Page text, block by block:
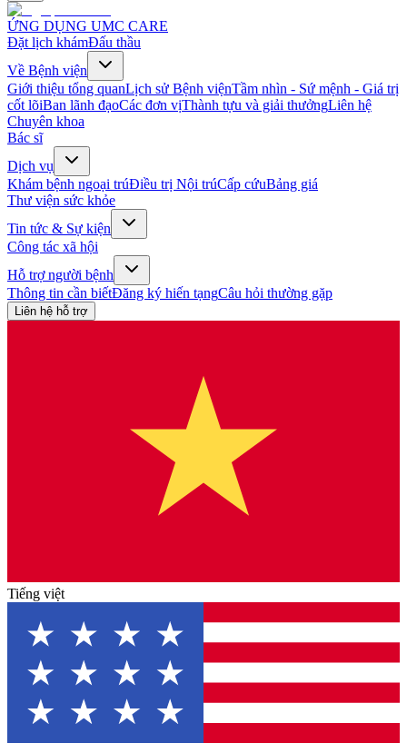
ỨNG DỤNG UMC CARE
Đặt lịch khámĐấu thầu
Về Bệnh viện
Giới thiệu tổng quanLịch sử Bệnh việnTầm nhìn - Sứ mệnh - Giá trị
cốt lõiBan lãnh đạoCác đơn vịThành tựu và giải thưởngLiên hệ
Chuyên khoa
Bác sĩ
Dịch vụ
Khám bệnh ngoại trúĐiều trị Nội trúCấp cứuBảng giá
Thư viện sức khỏe
Tin tức & Sự kiện
Công tác xã hội
Hỗ trợ người bệnh
Thông tin cần biếtĐăng ký hiến tạngCâu hỏi thường gặp
Liên hệ hỗ trợ
Tiếng việt